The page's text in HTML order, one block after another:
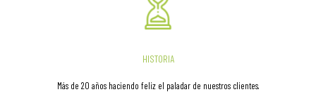
HISTORIA
Más de 20 años haciendo feliz el paladar de nuestros clientes.